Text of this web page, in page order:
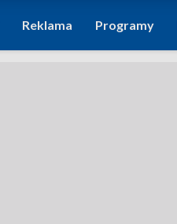
Reklama Programy